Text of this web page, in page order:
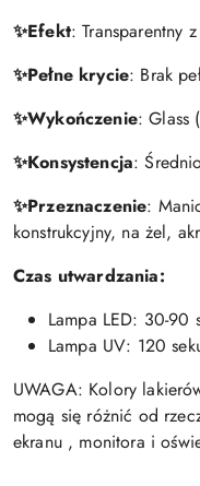
✨Efekt: Transparentny
✨Pełne krycie: Brak
✨Wykończenie: Glass
✨Konsystencja:
✨Przeznaczenie:
konstrukcyjny, na żel,
Czas utwardzania:
Lampa LED: 30-90
Lampa UV: 120
UWAGA: Kolory
mogą się różnić od
ekranu , monitora i